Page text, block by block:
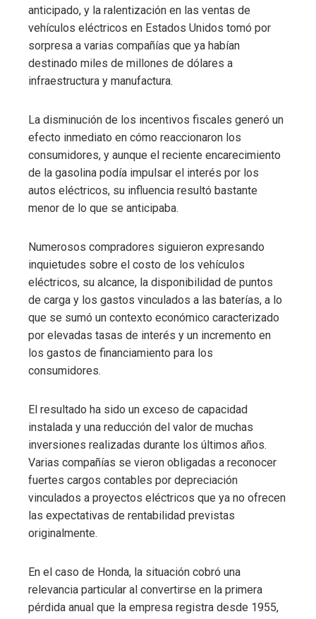
anticipado, y la ralentización en las ventas de
vehículos eléctricos en Estados Unidos tomó por
sorpresa a varias compañías que ya habían
destinado miles de millones de dólares a
infraestructura y manufactura.
La disminución de los incentivos fiscales generó un
efecto inmediato en cómo reaccionaron los
consumidores, y aunque el reciente encarecimiento
de la gasolina podía impulsar el interés por los
autos eléctricos, su influencia resultó bastante
menor de lo que se anticipaba.
Numerosos compradores siguieron expresando
inquietudes sobre el costo de los vehículos
eléctricos, su alcance, la disponibilidad de puntos
de carga y los gastos vinculados a las baterías, a lo
que se sumó un contexto económico caracterizado
por elevadas tasas de interés y un incremento en
los gastos de financiamiento para los
consumidores.
El resultado ha sido un exceso de capacidad
instalada y una reducción del valor de muchas
inversiones realizadas durante los últimos años.
Varias compañías se vieron obligadas a reconocer
fuertes cargos contables por depreciación
vinculados a proyectos eléctricos que ya no ofrecen
las expectativas de rentabilidad previstas
originalmente.
En el caso de Honda, la situación cobró una
relevancia particular al convertirse en la primera
pérdida anual que la empresa registra desde 1955,